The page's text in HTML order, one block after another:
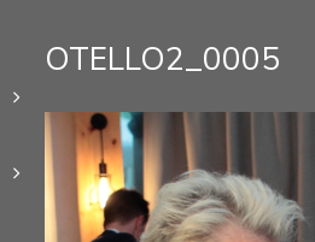
OTELLO2_0005